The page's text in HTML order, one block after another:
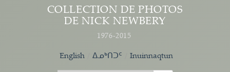
Aller au contenu principal
COLLECTION DE PHOTOS
DE NICK NEWBERY
1976-2015
English ᐃᓄᒃᑎᑐᑦ Inuinnaqtun